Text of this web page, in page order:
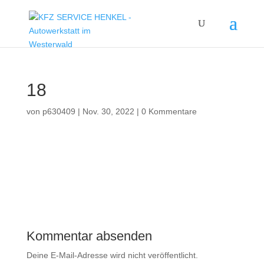
18
von p630409 | Nov. 30, 2022 | 0 Kommentare
Kommentar absenden
Deine E-Mail-Adresse wird nicht veröffentlicht.